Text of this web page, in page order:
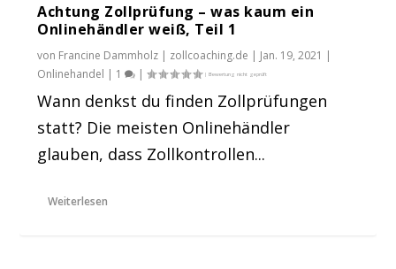
Achtung Zollprüfung – was kaum ein
Onlinehändler weiß, Teil 1
von Francine Dammholz | zollcoaching.de | Jan. 19, 2021 |
Onlinehandel | 1 |
Wann denkst du finden Zollprüfungen
statt? Die meisten Onlinehändler
glauben, dass Zollkontrollen...
Weiterlesen